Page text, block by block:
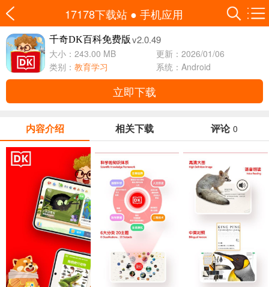
17178下载站 ● 手机应用
千奇DK百科免费版 v2.0.49
大小：243.00 MB
更新：2026/01/06
类别： 教育学习 系统：Android
立即下载
内容介绍 相关下载 评论 0